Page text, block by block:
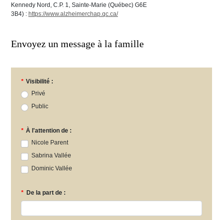
Kennedy Nord, C.P. 1, Sainte-Marie (Québec) G6E
3B4) : https://www.alzheimerchap.qc.ca/
Envoyez un message à la famille
* Visibilité :
Privé
Public
* À l'attention de :
Nicole Parent
Sabrina Vallée
Dominic Vallée
* De la part de :